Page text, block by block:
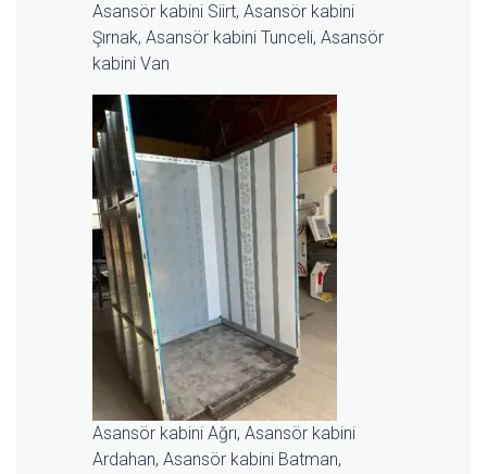
Asansör kabini Siirt, Asansör kabini
Şırnak, Asansör kabini Tunceli, Asansör
kabini Van
Asansör kabini Ağrı, Asansör kabini
Ardahan, Asansör kabini Batman,